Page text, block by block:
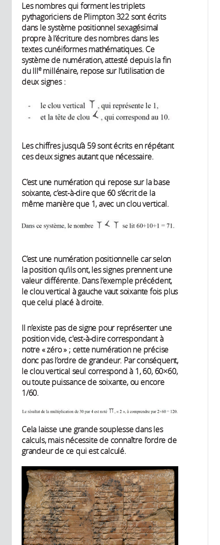
Les nombres qui forment les triplets
pythagoriciens de Plimpton 322 sont écrits
dans le système positionnel sexagésimal
propre à l’écriture des nombres dans les
textes cunéiformes mathématiques. Ce
système de numération, attesté depuis la fin
du IIIemillénaire, repose sur l’utilisation de
deux signes :
Les chiffres jusqu’à 59 sont écrits en répétant
ces deux signes autant que nécessaire.
C’est une numération qui repose sur la base
soixante, c’est-à-dire que 60 s’écrit de la
même manière que 1, avec un clou vertical.
C’est une numération positionnelle car selon
la position qu’ils ont, les signes prennent une
valeur différente. Dans l’exemple précédent,
le clou vertical à gauche vaut soixante fois plus
que celui placé à droite.
Il n’existe pas de signe pour représenter une
position vide, c'est-à-dire correspondant à
notre « zéro » ; cette numération ne précise
donc pas l’ordre de grandeur. Par conséquent,
le clou vertical seul correspond à 1, 60, 60×60,
ou toute puissance de soixante, ou encore
1/60.
Cela laisse une grande souplesse dans les
calculs, mais nécessite de connaître l’ordre de
grandeur de ce qui est calculé.